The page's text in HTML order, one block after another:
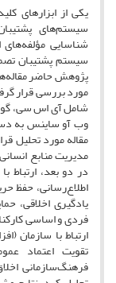
یکی از ابزار‌های
سیستم‌های
شناسایی مؤلفه‌های
سیستم پشتیبان
مورد بررسی قرار
شامل آی اس سی،
مقاله مورد تحلیل
مدیریت منابع
در دو بعد، ارتباط
اطلاع‌رسانی، حفظ
یادگیری اخلاقی،
فردی و اساسی
ارتباط با سازمان
تقویت اعتماد
فرهنگ‌سازمانی